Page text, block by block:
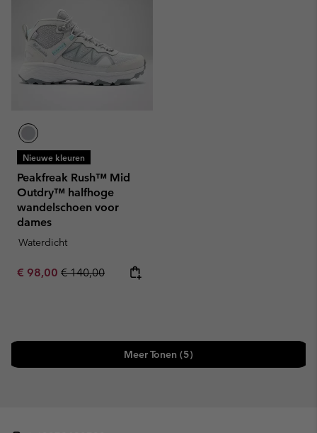
Nieuwe kleuren
Peakfreak Rush™ Mid
Outdry™ halfhoge
wandelschoen voor
dames
Waterdicht
Sale price:
€ 98,00 Regular price:
€ 140,00
Meer Tonen (5)